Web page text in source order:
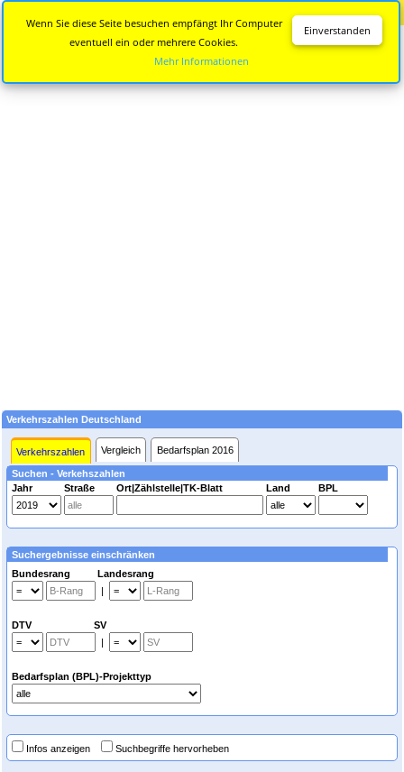
Verkehrszahlen Deutschland
Verkehrszahlen Vergleich Bedarfsplan 2016
Suchen - Verkehszahlen
Jahr
Straße Ort|Zählstelle|TK-Blatt Land BPL
Suchergebnisse einschränken
Bundesrang Landesrang
|
DTV SV
|
Bedarfsplan (BPL)-Projekttyp
Infos anzeigen Suchbegriffe hervorheben
Einverstanden
Wenn Sie diese Seite besuchen empfängt Ihr Computer
eventuell ein oder mehrere Cookies.
Mehr Informationen